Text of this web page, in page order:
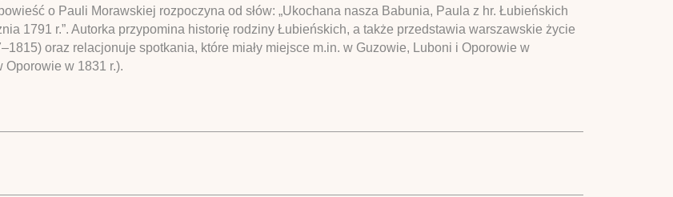
o Pauli Morawskiej rozpoczyna od słów: „Ukochana nasza Babunia, Paula z hr. Łubieńskich
1791 r.”. Autorka przypomina historię rodziny Łubieńskich, a także przedstawia warszawskie życie
oraz relacjonuje spotkania, które miały miejsce m.in. w Guzowie, Luboni i Oporowie w
w 1831 r.).